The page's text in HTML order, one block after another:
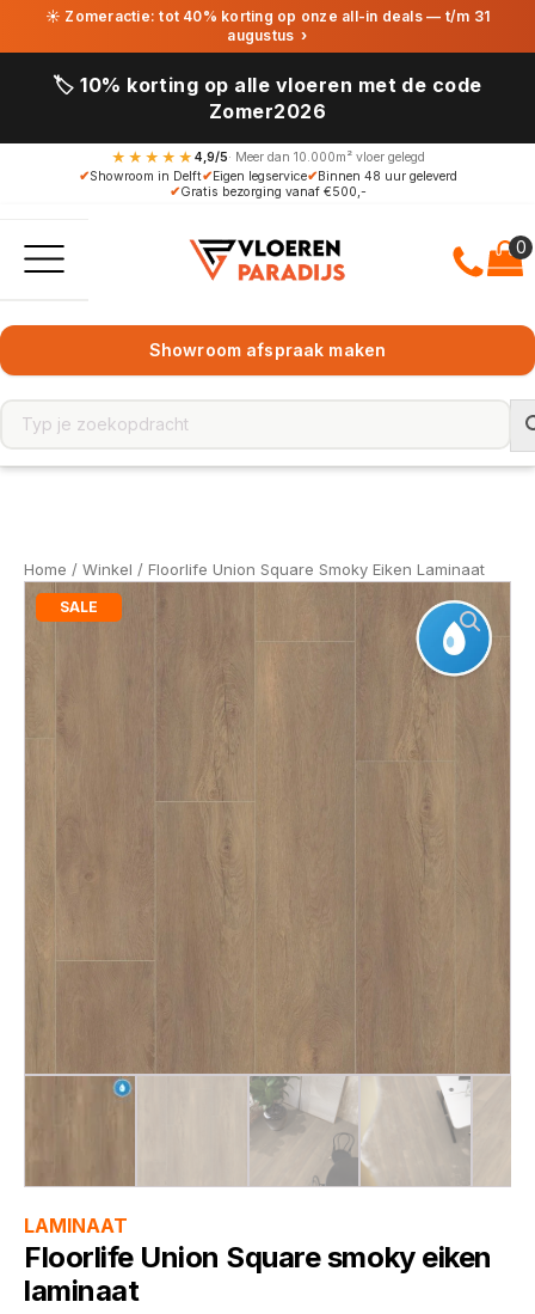
☀ Zomeractie: tot 40% korting op onze all-in deals — t/m 31
augustus ›
🏷️ 10% korting op alle vloeren met de code
Zomer2026
★★★★★ 4,9/5· Meer dan 10.000m² vloer gelegd
✔Showroom in Delft✔Eigen legservice✔Binnen 48 uur geleverd
✔Gratis bezorging vanaf €500,-
Showroom afspraak maken
Home / Winkel / Floorlife Union Square Smoky Eiken Laminaat
SALE
LAMINAAT
Floorlife Union Square smoky eiken
laminaat